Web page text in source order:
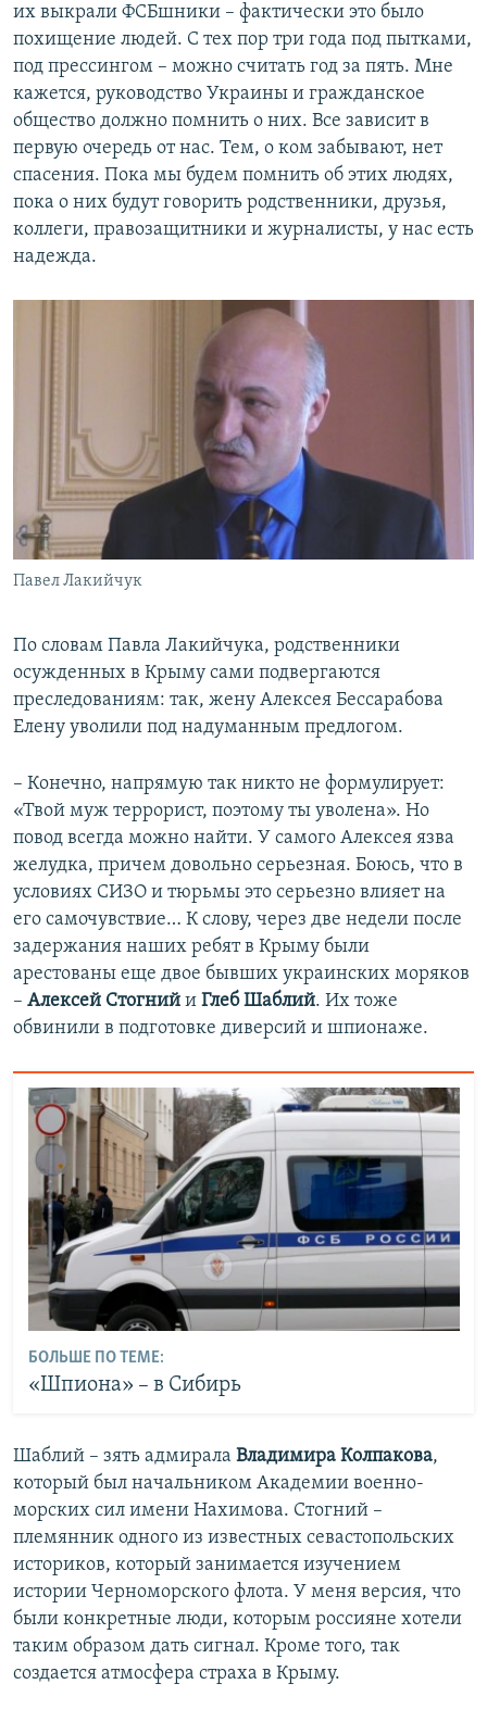
их выкрали ФСБшники – фактически это было
похищение людей. С тех пор три года под пытками,
под прессингом – можно считать год за пять. Мне
кажется, руководство Украины и гражданское
общество должно помнить о них. Все зависит в
первую очередь от нас. Тем, о ком забывают, нет
спасения. Пока мы будем помнить об этих людях,
пока о них будут говорить родственники, друзья,
коллеги, правозащитники и журналисты, у нас есть
надежда.
Павел Лакийчук
По словам Павла Лакийчука, родственники
осужденных в Крыму сами подвергаются
преследованиям: так, жену Алексея Бессарабова
Елену уволили под надуманным предлогом.
– Конечно, напрямую так никто не формулирует:
«Твой муж террорист, поэтому ты уволена». Но
повод всегда можно найти. У самого Алексея язва
желудка, причем довольно серьезная. Боюсь, что в
условиях СИЗО и тюрьмы это серьезно влияет на
его самочувствие… К слову, через две недели после
задержания наших ребят в Крыму были
арестованы еще двое бывших украинских моряков
– Алексей Стогний и Глеб Шаблий. Их тоже
обвинили в подготовке диверсий и шпионаже.
БОЛЬШЕ ПО ТЕМЕ:
«Шпиона» – в Сибирь
Шаблий – зять адмирала Владимира Колпакова,
который был начальником Академии военно-
морских сил имени Нахимова. Стогний –
племянник одного из известных севастопольских
историков, который занимается изучением
истории Черноморского флота. У меня версия, что
были конкретные люди, которым россияне хотели
таким образом дать сигнал. Кроме того, так
создается атмосфера страха в Крыму.